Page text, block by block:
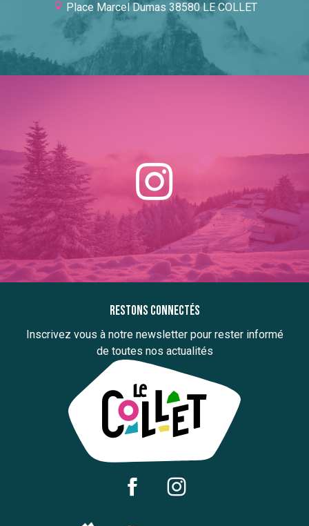
Place Marcel Dumas 38580 LE COLLET
Restons connectés
Inscrivez vous à notre newsletter pour rester informé
de toutes nos actualités